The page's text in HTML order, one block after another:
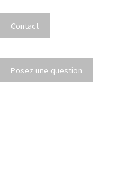
Contact
Posez une question